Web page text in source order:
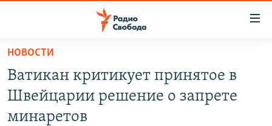
упрощенного
доступа
Вернуться
основному
АВТОРСКИЕ ПРОЕКТЫ
НОВОСТИ
Ватикан критикует принятое в
Швейцарии решение о запрете
минаретов